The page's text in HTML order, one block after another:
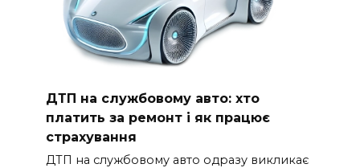
ДТП на службовому авто: хто
платить за ремонт і як працює
страхування
ДТП на службовому авто одразу викликає